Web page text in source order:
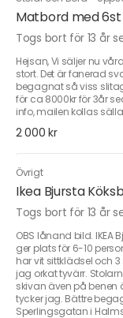
Matbord med
Togs bort för 13 år
Hejsan, Vi säljer nu
stort. Det är fanerad
begagnat så viss
för ca 8000kr för 3år
info, mailen kollas
2 000 kr
Övrigt
Ikea Bjursta
Togs bort för 13 år
OBS lånand bild.
ger plats för 6-10
har vit sittklädsel och
jag orkat tyvärr.
skivan även på benen
tycker jag. Bättre
Sperlingsgatan i